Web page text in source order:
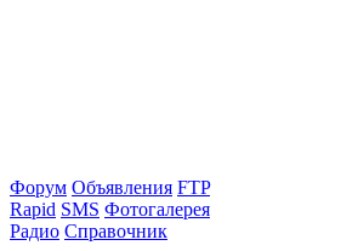
Форум Объявления FTP
Rapid SMS Фотогалерея
Радио Справочник